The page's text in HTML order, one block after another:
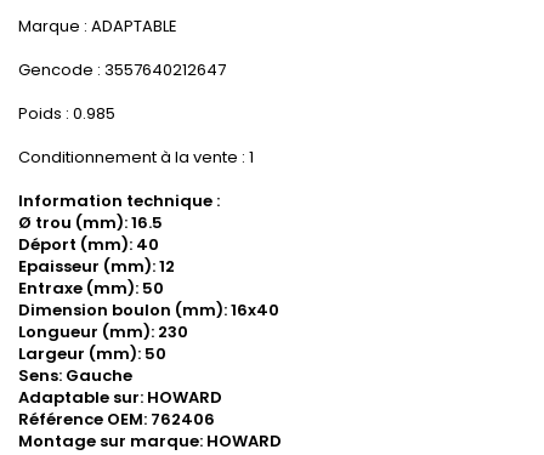
Marque : ADAPTABLE
Gencode : 3557640212647
Poids : 0.985
Conditionnement à la vente : 1
Information technique :
Ø trou (mm): 16.5
Déport (mm): 40
Epaisseur (mm): 12
Entraxe (mm): 50
Dimension boulon (mm): 16x40
Longueur (mm): 230
Largeur (mm): 50
Sens: Gauche
Adaptable sur: HOWARD
Référence OEM: 762406
Montage sur marque: HOWARD